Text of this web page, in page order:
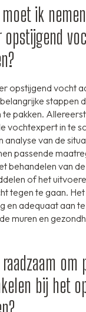
ik
opstijgend vocht
stappen
pakken.
vochtexpert in te
analyse van de
passende
behandelen van
of het
tegen te gaan.
en adequaat aan
muren en
om
bij het